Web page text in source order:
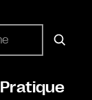
Pratique